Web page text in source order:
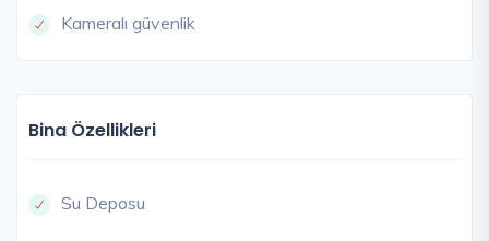
Kameralı güvenlik
Bina Özellikleri
Su Deposu